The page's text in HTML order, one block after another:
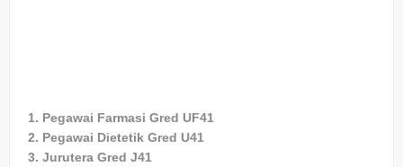
1. Pegawai Farmasi Gred UF41
2. Pegawai Dietetik Gred U41
3. Jurutera Gred J41